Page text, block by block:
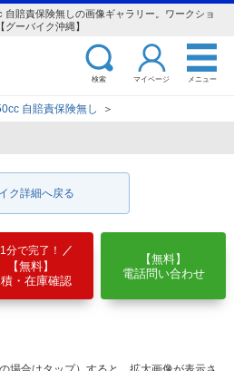
賠責保険無しの画像ギャラリー。ワークショ
ーバイク沖縄】
検索 マイページ メニュー
自賠責保険無し ＞
ク詳細へ戻る
1分で完了！
【無料】
積・在庫確認
【無料】
電話問い合わせ